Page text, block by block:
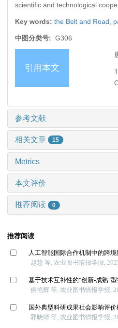
scientific and technological
Key words: the Belt and Road,
中图分类号: G306
引用本文
参考文献
相关文章 15
Metrics
本文评价
推荐阅读 0